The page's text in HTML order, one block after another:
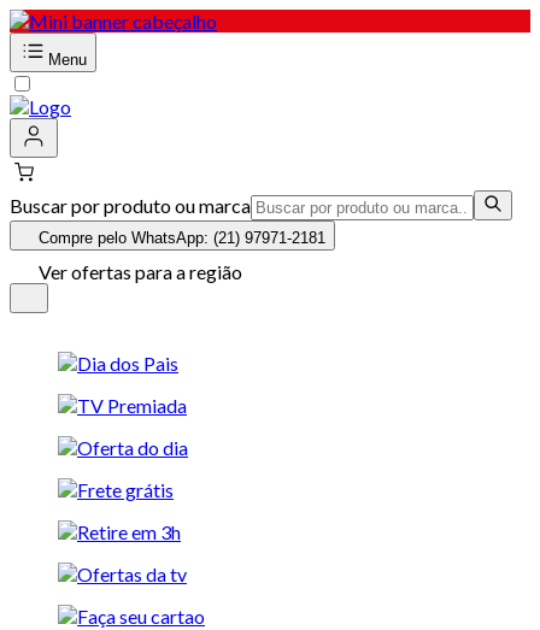
Menu
Buscar por produto ou marca
Compre pelo WhatsApp: (21) 97971-2181
Ver ofertas para a região